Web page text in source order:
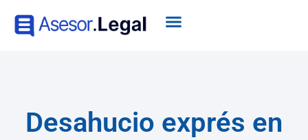
Desahucio exprés en